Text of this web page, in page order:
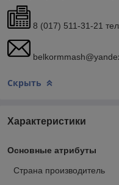
8 (017) 511-31-21
Скрыть
Характеристики
Основные атрибуты
Страна производитель